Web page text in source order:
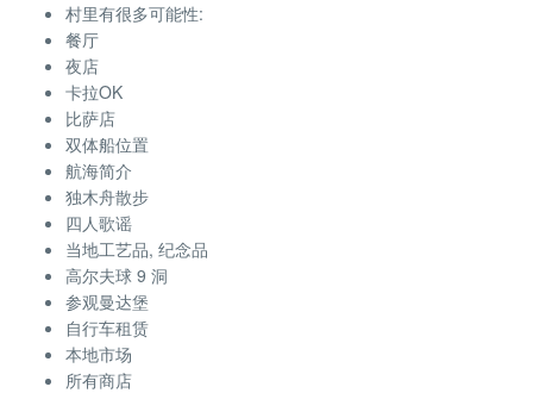
村里有很多可能性:
餐厅
夜店
卡拉OK
比萨店
双体船位置
航海简介
独木舟散步
四人歌谣
当地工艺品, 纪念品
高尔夫球 9 洞
参观曼达堡
自行车租赁
本地市场
所有商店